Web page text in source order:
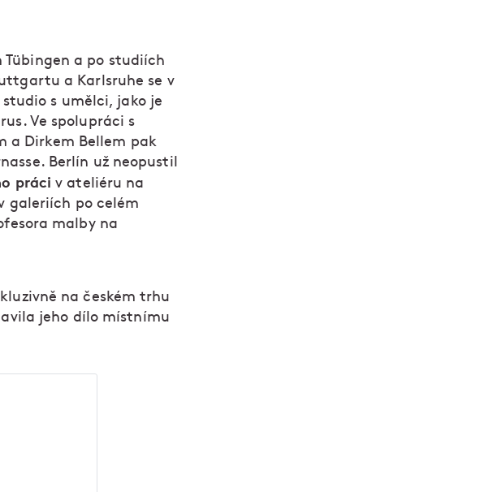
Tübingen a po studiích
a Karlsruhe se v
studio s umělci, jako je
Ve spolupráci s
a Dirkem Bellem pak
Berlín už neopustil
práci v ateliéru na
galeriích po celém
malby na
na českém trhu
jeho dílo místnímu